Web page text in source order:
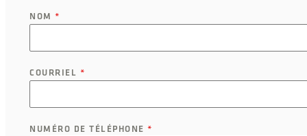
NOM *
COURRIEL *
NUMÉRO DE TÉLÉPHONE *